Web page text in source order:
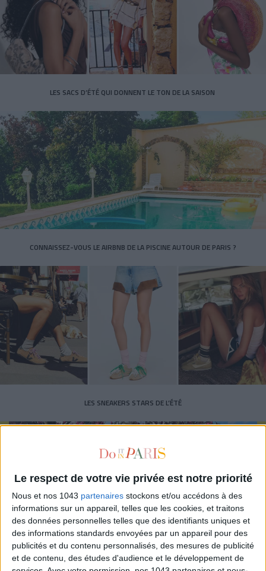
Le respect de votre vie privée est notre priorité
Nous et nos 1043 partenaires stockons et/ou accédons à des
informations sur un appareil, telles que les cookies, et traitons
des données personnelles telles que des identifiants uniques et
des informations standards envoyées par un appareil pour des
publicités et du contenu personnalisés, des mesures de publicité
et de contenu, des études d'audience et le développement de
LES SACS D’ÉTÉ QUI DONNENT LE TON DE LA SAISON
CONNAISSEZ-VOUS LE AIRBNB DE LA PISCINE AUTOUR DE PARIS ?
LES SNEAKERS STARS DE L’ÉTÉ
Inscrivez-vous à notre newsletter
S'INSCRIRE